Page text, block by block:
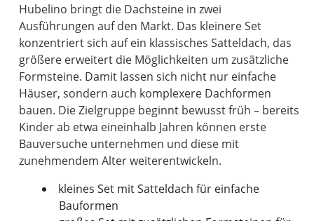
Hubelino bringt die Dachsteine in zwei
Ausführungen auf den Markt. Das kleinere Set
konzentriert sich auf ein klassisches Satteldach, das
größere erweitert die Möglichkeiten um zusätzliche
Formsteine. Damit lassen sich nicht nur einfache
Häuser, sondern auch komplexere Dachformen
bauen. Die Zielgruppe beginnt bewusst früh – bereits
Kinder ab etwa eineinhalb Jahren können erste
Bauversuche unternehmen und diese mit
kleines Set mit Satteldach für einfache
Bauformen